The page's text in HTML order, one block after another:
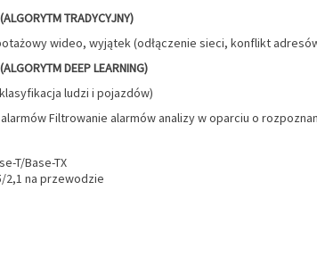
TRADYCYJNY)
wideo, wyjątek (odłączenie sieci, konflikt
DEEP LEARNING)
ludzi i pojazdów)
Filtrowanie alarmów analizy w oparciu o
T/Base-TX
2,1 na przewodzie